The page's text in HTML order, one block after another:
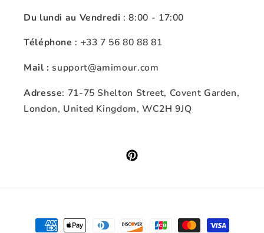
Du lundi au Vendredi : 8:00 - 17:00
Téléphone : +33 7 56 80 88 81
Mail :support@amimour.com
Adresse: 71-75 Shelton Street, Covent Garden,
London, United Kingdom, WC2H 9JQ
Pinterest
Moyens